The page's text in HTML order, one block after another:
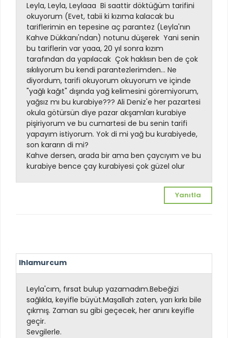
Leyla, Leyla, Leylaaa Bi saattir döktüğüm tarifini
okuyorum (Evet, tabii ki kızıma kalacak bu
tariflerimin en tepesine aç parantez (Leyla'nın
Kahve Dükkanı'ndan) notunu düşerek Yani senin
bu tariflerin var yaaa, 20 yıl sonra kızım
tarafından da yapılacak Çok haklısın ben de çok
sıkılıyorum bu kendi parantezlerimden... Ne
diyordum, tarifi okuyorum okuyorum ve içinde
"yağlı kağıt" dışında yağ kelimesini göremiyorum,
yağsız mı bu kurabiye??? Ali Deniz'e her pazartesi
okula götürsün diye pazar akşamları kurabiye
pişiriyorum ve bu cumartesi de bu senin tarifi
yapayım istiyorum. Yok di mi yağ bu kurabiyede,
son kararın di mi?
Kahve dersen, arada bir ama ben çaycıyım ve bu
kurabiye bence çay kurabiyesi çok güzel olur
Yanıtla
Ihlamurcum
Leyla'cım, fırsat bulup yazamadım.Bebeğizi
sağlıkla, keyifle büyüt.Maşallah zaten, yarı kırkı bile
çıkmış. Zaman su gibi geçecek, her anını keyifle
geçir.
Sevgilerle.